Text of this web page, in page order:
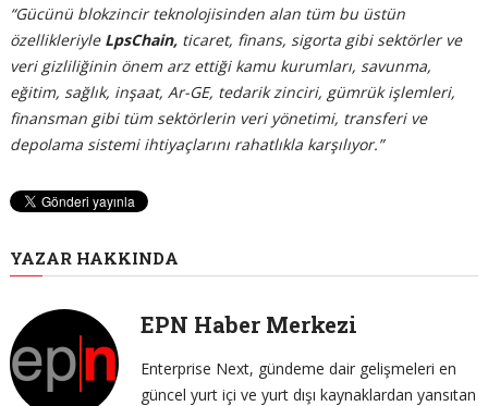
“Gücünü blokzincir teknolojisinden alan tüm bu üstün
özellikleriyle LpsChain, ticaret, finans, sigorta gibi sektörler ve
veri gizliliğinin önem arz ettiği kamu kurumları, savunma,
eğitim, sağlık, inşaat, Ar-GE, tedarik zinciri, gümrük işlemleri,
finansman gibi tüm sektörlerin veri yönetimi, transferi ve
depolama sistemi ihtiyaçlarını rahatlıkla karşılıyor.”
YAZAR HAKKINDA
EPN Haber Merkezi
Enterprise Next, gündeme dair gelişmeleri en
güncel yurt içi ve yurt dışı kaynaklardan yansıtan